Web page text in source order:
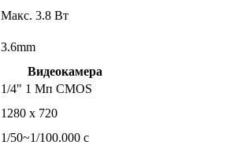
Макс. 3.8 Вт
3.6mm
Видеокамера
1/4" 1 Мп CMOS
1280 x 720
1/50~1/100.000 с